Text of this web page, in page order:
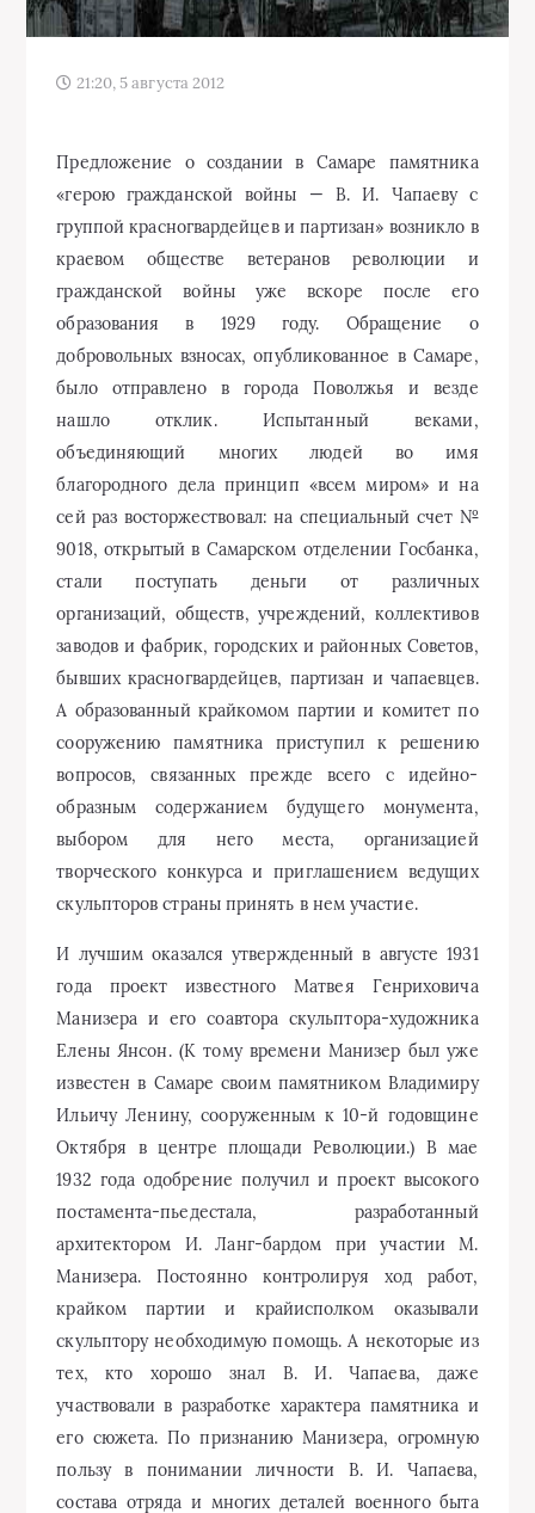
21:20, 5 августа 2012
Предложение о создании в Самаре памятника
«герою гражданской войны — В. И. Чапаеву с
группой красногвардейцев и партизан» возникло в
краевом обществе ветеранов революции и
гражданской войны уже вскоре после его
образования в 1929 году. Обращение о
добровольных взносах, опубликованное в Самаре,
было отправлено в города Поволжья и везде
нашло отклик. Испытанный веками,
объединяющий многих людей во имя
благородного дела принцип «всем миром» и на
сей раз восторжествовал: на специальный счет №
9018, открытый в Самарском отделении Госбанка,
стали поступать деньги от различных
организаций, обществ, учреждений, коллективов
заводов и фабрик, городских и районных Советов,
бывших красногвардейцев, партизан и чапаевцев.
А образованный крайкомом партии и комитет по
сооружению памятника приступил к решению
вопросов, связанных прежде всего с идейно-
образным содержанием будущего монумента,
выбором для него места, организацией
творческого конкурса и приглашением ведущих
скульпторов страны принять в нем участие.
И лучшим оказался утвержденный в августе 1931
года проект известного Матвея Генриховича
Манизера и его соавтора скульптора-художника
Елены Янсон. (К тому времени Манизер был уже
известен в Самаре своим памятником Владимиру
Ильичу Ленину, сооруженным к 10-й годовщине
Октября в центре площади Революции.) В мае
1932 года одобрение получил и проект высокого
постамента-пьедестала, разработанный
архитектором И. Ланг-бардом при участии М.
Манизера. Постоянно контролируя ход работ,
крайком партии и крайисполком оказывали
скульптору необходимую помощь. А некоторые из
тех, кто хорошо знал В. И. Чапаева, даже
участвовали в разработке характера памятника и
его сюжета. По признанию Манизера, огромную
пользу в понимании личности В. И. Чапаева,
состава отряда и многих деталей военного быта